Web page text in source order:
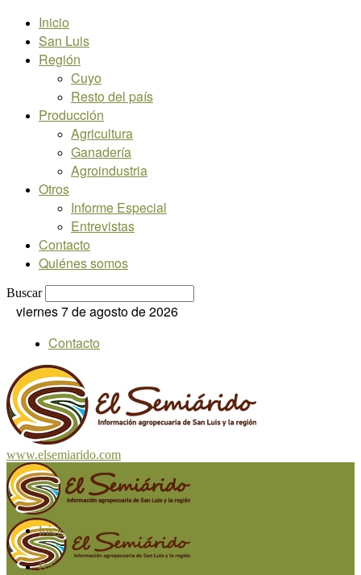
Inicio
San Luis
Región
Cuyo
Resto del país
Producción
Agricultura
Ganadería
Agroindustria
Otros
Informe Especial
Entrevistas
Contacto
Quiénes somos
Buscar
viernes 7 de agosto de 2026
Contacto
www.elsemiarido.com
Inicio
San Luis